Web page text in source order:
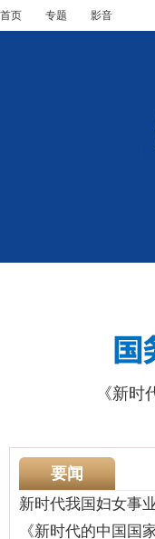
首页 专题 影音
《新
要闻
新时代我国妇女事
《新时代的中国国